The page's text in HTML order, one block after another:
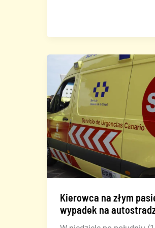
ciągu
najbliższych
kilku
dni
Kierowca na złym
wypadek na